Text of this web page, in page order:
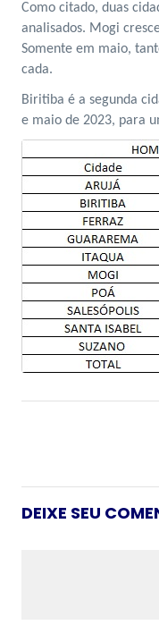
Como citado, duas
analisados. Mogi
Somente em maio,
cada.
Biritiba é a segunda
e maio de 2023, para
DEIXE SEU